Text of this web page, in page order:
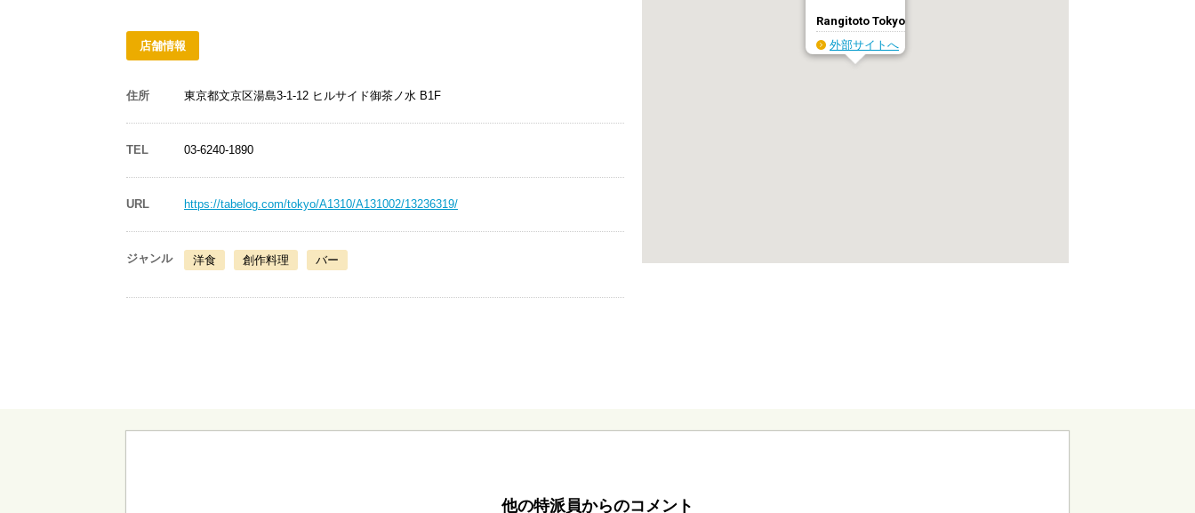
店舗情報
住所 東京都文京区湯島3-1-12 ヒルサイド御茶ノ水 B1F
TEL 03-6240-1890
URL https://tabelog.com/tokyo/A1310/A131002/13236319/
ジャンル 洋食 創作料理 バー
Rangitoto Tokyo
外部サイトへ
他の特派員からのコメント